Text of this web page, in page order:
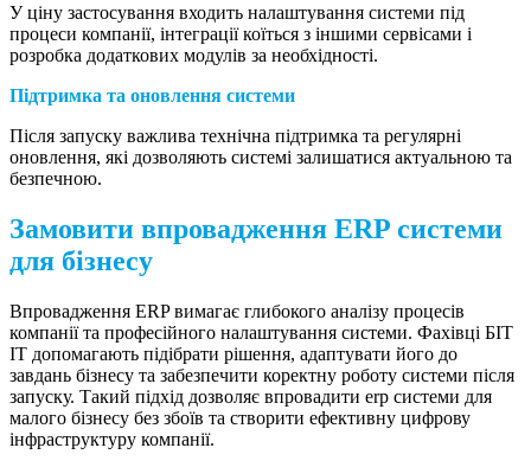
У ціну застосування входить налаштування системи під
процеси компанії, інтеграції коїться з іншими сервісами і
розробка додаткових модулів за необхідності.
Підтримка та оновлення системи
Після запуску важлива технічна підтримка та регулярні
оновлення, які дозволяють системі залишатися актуальною та
безпечною.
Замовити впровадження ERP системи
для бізнесу
Впровадження ERP вимагає глибокого аналізу процесів
компанії та професійного налаштування системи. Фахівці БІТ
ІТ допомагають підібрати рішення, адаптувати його до
завдань бізнесу та забезпечити коректну роботу системи після
запуску. Такий підхід дозволяє впровадити erp системи для
малого бізнесу без збоїв та створити ефективну цифрову
інфраструктуру компанії.